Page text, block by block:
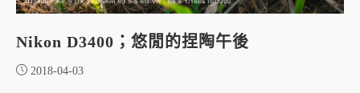
Nikon D3400；悠閒的捏陶午後
2018-04-03